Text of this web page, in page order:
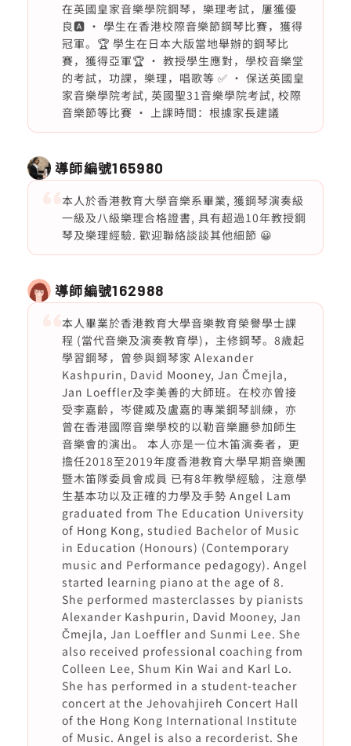
在英國皇家音樂學院鋼琴，樂理考試，屢獲優
良🅰️ • 學生在香港校際音樂節鋼琴比賽，獲得
冠軍。🏆 學生在日本大版當地舉辦的鋼琴比
賽，獲得亞軍🏆 • 教授學生應對，學校音樂堂
的考試，功課，樂理，唱歌等 ✅ • 保送英國皇
家音樂學院考試, 英國聖31音樂學院考試, 校際
音樂節等比賽 • 上課時間：根據家長建議
導師編號165980
本人於香港教育大學音樂系畢業, 獲鋼琴演奏級
一級及八級樂理合格證書, 具有超過10年教授鋼
琴及樂理經驗. 歡迎聯絡談談其他細節 😀
導師編號162988
本人畢業於香港教育大學音樂教育榮譽學士課
程 (當代音樂及演奏教育學)，主修鋼琴。8歲起
學習鋼琴，曾參與鋼琴家 Alexander
Kashpurin, David Mooney, Jan Čmejla,
Jan Loeffler及李美善的大師班。在校亦曾接
受李嘉齡，岑健威及盧嘉的專業鋼琴訓練，亦
曾在香港國際音樂學校的以勒音樂廳參加師生
音樂會的演出。 本人亦是一位木笛演奏者，更
擔任2018至2019年度香港教育大學早期音樂團
暨木笛隊委員會成員 已有8年教學經驗，注意學
生基本功以及正確的力學及手勢 Angel Lam
graduated from The Education University
of Hong Kong, studied Bachelor of Music
in Education (Honours) (Contemporary
music and Performance pedagogy). Angel
started learning piano at the age of 8.
She performed masterclasses by pianists
Alexander Kashpurin, David Mooney, Jan
Čmejla, Jan Loeffler and Sunmi Lee. She
also received professional coaching from
Colleen Lee, Shum Kin Wai and Karl Lo.
She has performed in a student-teacher
concert at the Jehovahjireh Concert Hall
of the Hong Kong International Institute
of Music. Angel is also a recorderist. She